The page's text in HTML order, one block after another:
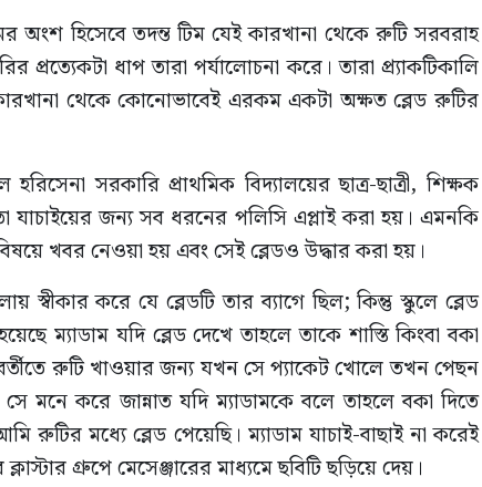
অংশ হিসেবে তদন্ত টিম যেই কারখানা থেকে রুটি সরবরাহ
ধাপ তারা পর্যালোচনা করে। তারা প্র্যাকটিকালি
থেকে কোনোভাবেই এরকম একটা অক্ষত ব্লেড রুটির
সরকারি প্রাথমিক বিদ্যালয়ের ছাত্র-ছাত্রী, শিক্ষক
যাচাইয়ের জন্য সব ধরনের পলিসি এপ্লাই করা হয়। এমনকি
খবর নেওয়া হয় এবং সেই ব্লেডও উদ্ধার করা হয়।
স্বীকার করে যে ব্লেডটি তার ব্যাগে ছিল; কিন্তু স্কুলে ব্লেড
ম্যাডাম যদি ব্লেড দেখে তাহলে তাকে শাস্তি কিংবা বকা
রুটি খাওয়ার জন্য যখন সে প্যাকেট খোলে তখন পেছন
মনে করে জান্নাত যদি ম্যাডামকে বলে তাহলে বকা দিতে
মধ্যে ব্লেড পেয়েছি। ম্যাডাম যাচাই-বাছাই না করেই
গ্রুপে মেসেঞ্জারের মাধ্যমে ছবিটি ছড়িয়ে দেয়।